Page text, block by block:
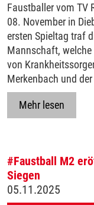
Faustballer vom TV
08. November in
ersten Spieltag traf
Mannschaft,
von
Merkenbach und
Mehr lesen
#Faustball M2
Siegen
05.11.2025